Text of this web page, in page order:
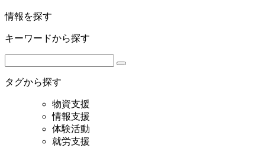
情報を探す
キーワードから探す
タグから探す
物資支援
情報支援
体験活動
就労支援